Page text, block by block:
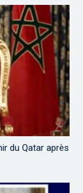
du Qatar après